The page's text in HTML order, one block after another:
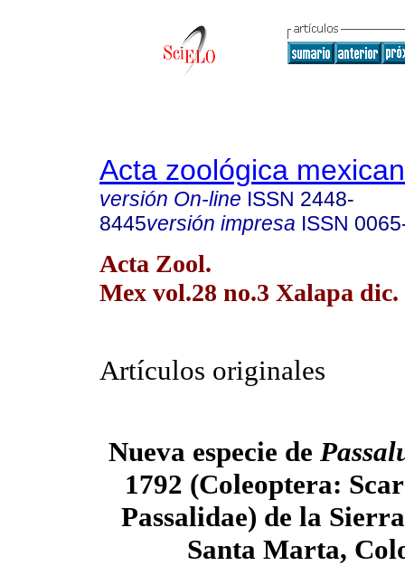
Acta zoológica
versión On-line ISSN 2448-
8445versión impresa ISSN
Acta Zool.
Mex vol.28 no.3 Xalapa dic.
Artículos originales
Nueva especie de
1792 (Coleoptera:
Passalidae) de la
Santa Marta,